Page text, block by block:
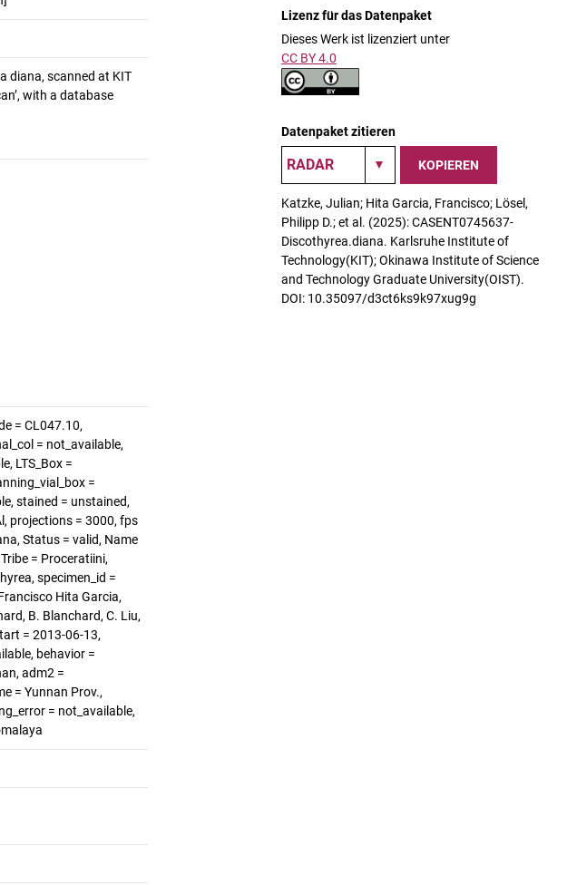
diana, scanned at KIT
with a database
= CL047.10,
= not_available,
LTS_Box =
=
stained = unstained,
projections = 3000, fps
Status = valid, Name
= Proceratiini,
specimen_id =
Hita Garcia,
B. Blanchard, C. Liu,
= 2013-06-13,
behavior =
adm2 =
= Yunnan Prov.,
= not_available,
Lizenz für das Datenpaket
Dieses Werk ist lizenziert unter
CC BY 4.0
Datenpaket zitieren
KOPIEREN
Katzke, Julian; Hita Garcia, Francisco; Lösel,
Philipp D.; et al. (2025): CASENT0745637-
Discothyrea.diana. Karlsruhe Institute of
Technology(KIT); Okinawa Institute of Science
and Technology Graduate University(OIST).
DOI: 10.35097/d3ct6ks9k97xug9g